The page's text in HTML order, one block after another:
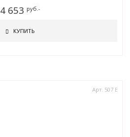
4 653 руб.-
КУПИТЬ
Арт. 507 Е